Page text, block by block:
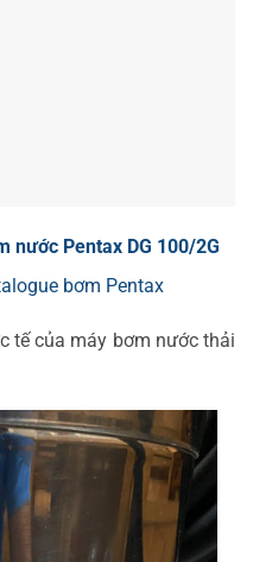
nước Pentax DG 100/2G
bơm Pentax
tế của máy bơm nước thải